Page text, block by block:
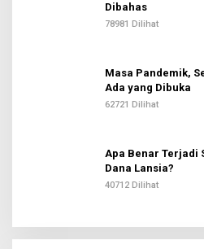
Dibahas
78981 Dilihat
Masa Pandemik,
Ada yang Dibuka
62721 Dilihat
Apa Benar Terjadi
Dana Lansia?
40712 Dilihat